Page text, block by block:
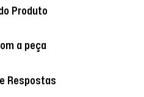
Produto
a peça
Respostas